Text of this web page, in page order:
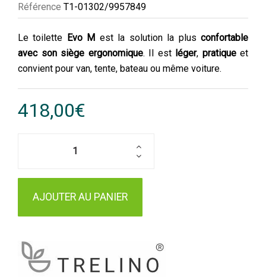
Référence T1-01302/9957849
Le toilette Evo M est la solution la plusconfortable
avec son siège ergonomique. Il est léger, pratiqueet
convient pour van, tente, bateau ou même voiture.
418,00€
AJOUTER AU PANIER